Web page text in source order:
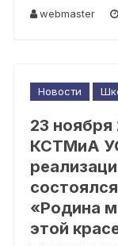
webmaster
Новости
23 ноября
КСТМиА
«Родина
этой